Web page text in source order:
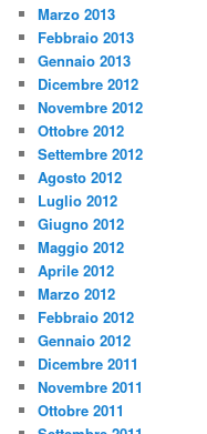
Marzo 2013
Febbraio 2013
Gennaio 2013
Dicembre 2012
Novembre 2012
Ottobre 2012
Settembre 2012
Agosto 2012
Luglio 2012
Giugno 2012
Maggio 2012
Aprile 2012
Marzo 2012
Febbraio 2012
Gennaio 2012
Dicembre 2011
Novembre 2011
Ottobre 2011